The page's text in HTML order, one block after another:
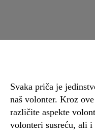
Svaka priča je
naš volonter. Kroz
različite aspekte
volonteri susreću, ali